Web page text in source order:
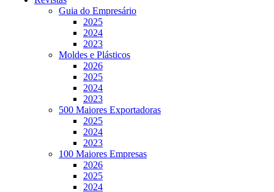
Guia do Empresário
2025
2024
2023
Moldes e Plásticos
2026
2025
2024
2023
500 Maiores Exportadoras
2025
2024
2023
100 Maiores Empresas
2026
2025
2024